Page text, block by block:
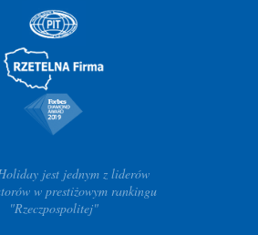
jest jednym z liderów
w prestiżowym rankingu
"Rzeczpospolitej"